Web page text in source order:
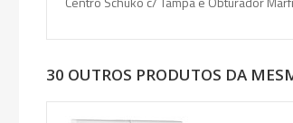
30 OUTROS PRODUTOS DA